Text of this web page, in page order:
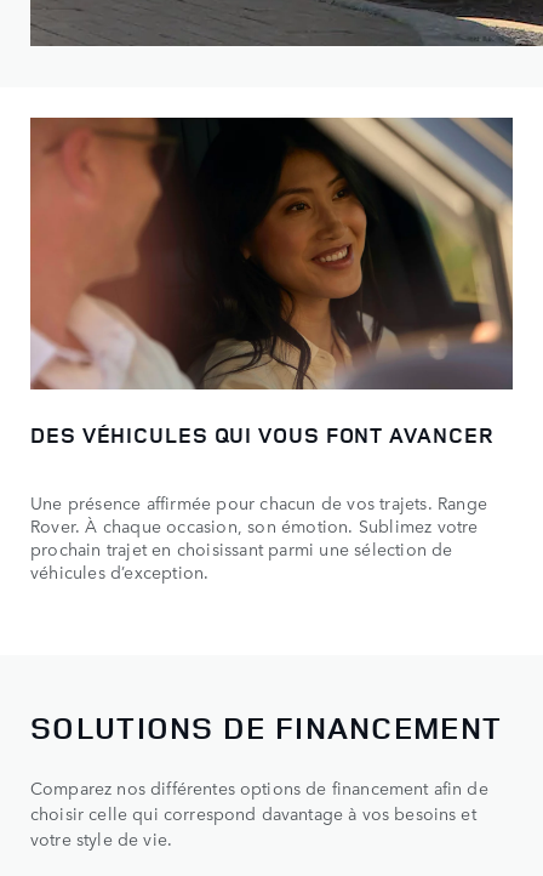
DES VÉHICULES QUI VOUS FONT AVANCER
Une présence affirmée pour chacun de vos trajets. Range
Rover. À chaque occasion, son émotion. Sublimez votre
prochain trajet en choisissant parmi une sélection de
véhicules d’exception.
SOLUTIONS DE FINANCEMENT
Comparez nos différentes options de financement afin de
choisir celle qui correspond davantage à vos besoins et
votre style de vie.